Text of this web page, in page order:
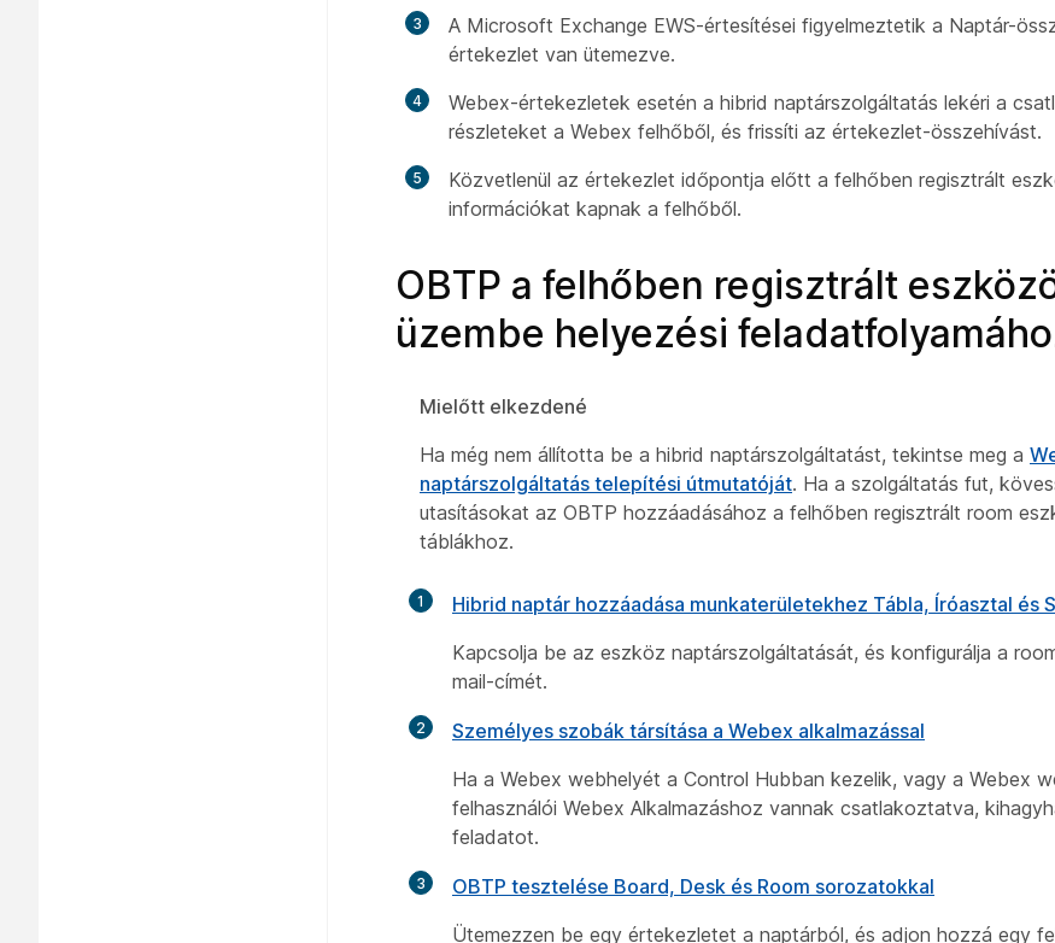
A Microsoft Exchange EWS-értesítései figyelmeztetik a Naptár-
értekezlet van ütemezve.
Webex-értekezletek esetén a hibrid naptárszolgáltatás lekéri a
részleteket a Webex felhőből, és frissíti az értekezlet-összehívást.
Közvetlenül az értekezlet időpontja előtt a felhőben regisztrált
információkat kapnak a felhőből.
OBTP a felhőben regisztrált
üzembe helyezési
Mielőtt elkezdené
Ha még nem állította be a hibrid naptárszolgáltatást, tekintse meg a
naptárszolgáltatás telepítési útmutatóját. Ha a szolgáltatás fut,
utasításokat az OBTP hozzáadásához a felhőben regisztrált room
táblákhoz.
1
Hibrid naptár hozzáadása munkaterületekhez Tábla, Íróasztal és
Kapcsolja be az eszköz naptárszolgáltatását, és konfigurálja a
mail-címét.
2
Személyes szobák társítása a Webex alkalmazással
Ha a Webex webhelyét a Control Hubban kezelik, vagy a Webex
felhasználói Webex Alkalmazáshoz vannak csatlakoztatva,
feladatot.
3
OBTP tesztelése Board, Desk és Room sorozatokkal
Ütemezzen be egy értekezletet a naptárból, és adjon hozzá egy